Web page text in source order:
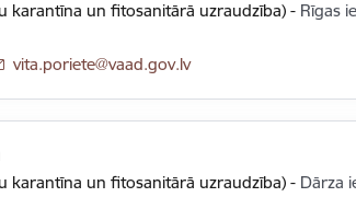
karantīna un fitosanitārā uzraudzība) - Rīgas
E-pasts:
vita.poriete@vaad.gov.lv
karantīna un fitosanitārā uzraudzība) - Dārza